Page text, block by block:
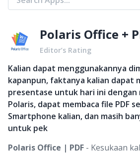
Polaris Office +
Editor’s Rating
Kalian dapat menggunakannya
kapanpun, faktanya kalian dapat
presentase untuk hari ini dengan
Polaris, dapat membaca file PDF
Smartphone kalian, dan masih
untuk pek
Polaris Office | PDF - Kesukaan